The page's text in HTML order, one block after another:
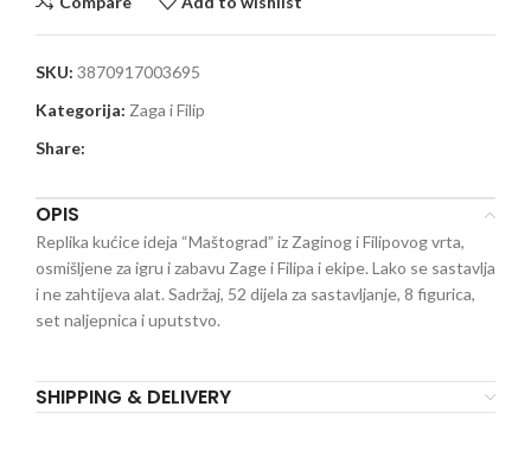
SKU: 3870917003695
Kategorija: Zaga i Filip
Share:
OPIS
Replika kućice ideja “Maštograd” iz Zaginog i Filipovog vrta,
osmišljene za igru i zabavu Zage i Filipa i ekipe. Lako se sastavlja
i ne zahtijeva alat. Sadržaj, 52 dijela za sastavljanje, 8 figurica,
set naljepnica i uputstvo.
SHIPPING & DELIVERY